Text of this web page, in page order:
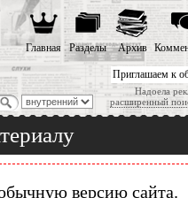
Приглашаем к
Надоела
расширенный
Главная Разделы Архив
версию сайта.